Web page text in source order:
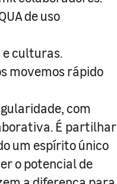
de uso
e culturas.
movemos rápido
com
É partilhar
um espírito único
o potencial de